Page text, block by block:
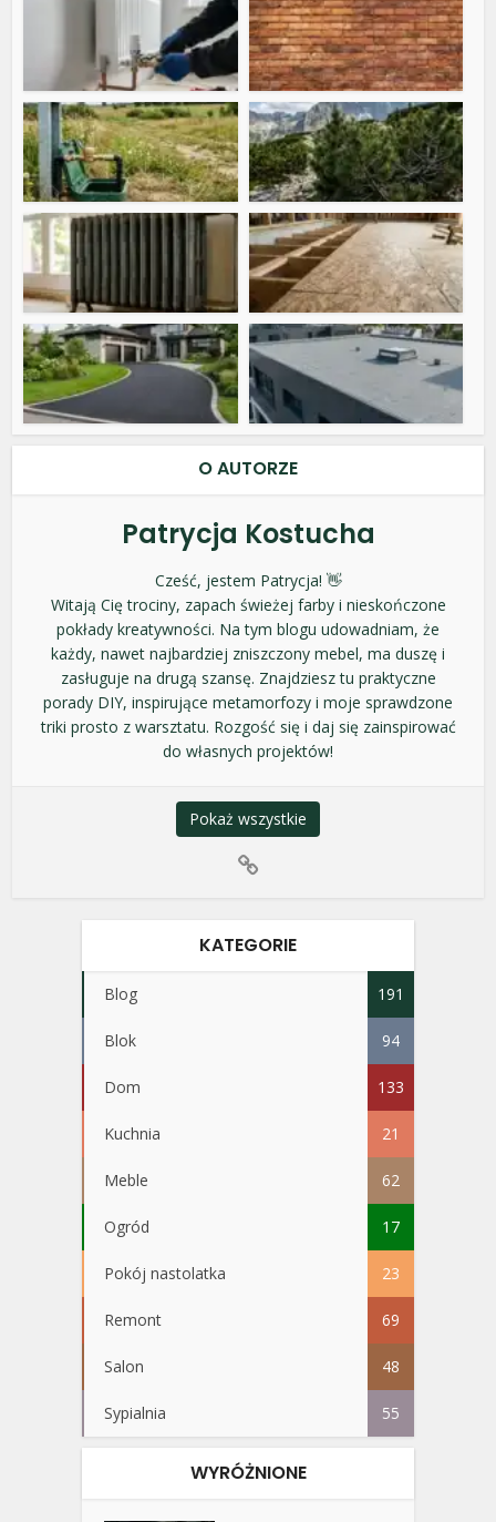
O AUTORZE
Patrycja Kostucha
Cześć, jestem Patrycja! 👋
Witają Cię trociny, zapach świeżej farby i nieskończone
pokłady kreatywności. Na tym blogu udowadniam, że
każdy, nawet najbardziej zniszczony mebel, ma duszę i
zasługuje na drugą szansę. Znajdziesz tu praktyczne
porady DIY, inspirujące metamorfozy i moje sprawdzone
triki prosto z warsztatu. Rozgość się i daj się zainspirować
do własnych projektów!
Pokaż wszystkie
KATEGORIE
Blog 191
Blok 94
Dom 133
Kuchnia 21
Meble 62
Ogród 17
Pokój nastolatka 23
Remont 69
Salon 48
Sypialnia 55
WYRÓŻNIONE